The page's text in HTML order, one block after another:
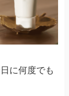
に何度でも